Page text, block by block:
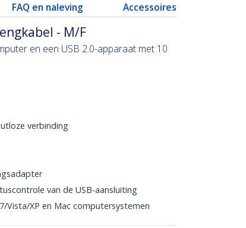
FAQ en naleving Accessoires
- M/F
en een USB 2.0-apparaat met 10
verbinding
van de USB-aansluiting
XP en Mac computersystemen